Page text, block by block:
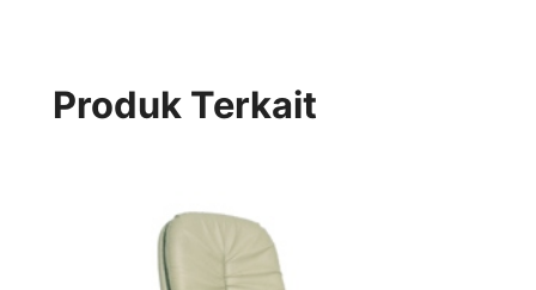
Produk Terkait